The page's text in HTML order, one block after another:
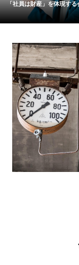
「社員は財産」を体現する